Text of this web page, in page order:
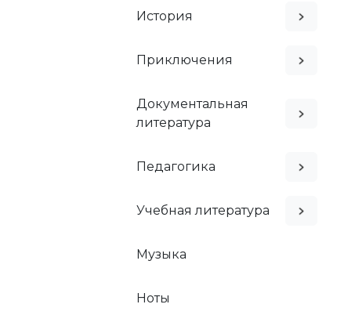
История
Приключения
Документальная
литература
Педагогика
Учебная литература
Музыка
Ноты